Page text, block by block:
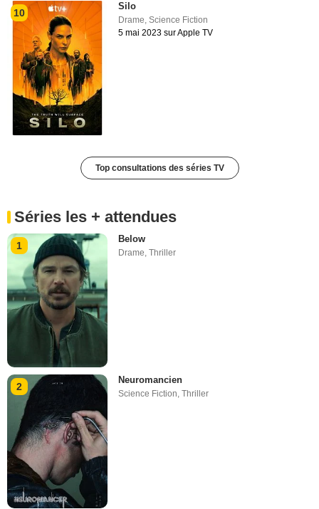
10
Silo
Drame,Science Fiction
5 mai 2023 sur Apple TV
Top consultations des séries TV
Séries les + attendues
1
Below
Drame ,Thriller
2
Neuromancien
Science Fiction,Thriller